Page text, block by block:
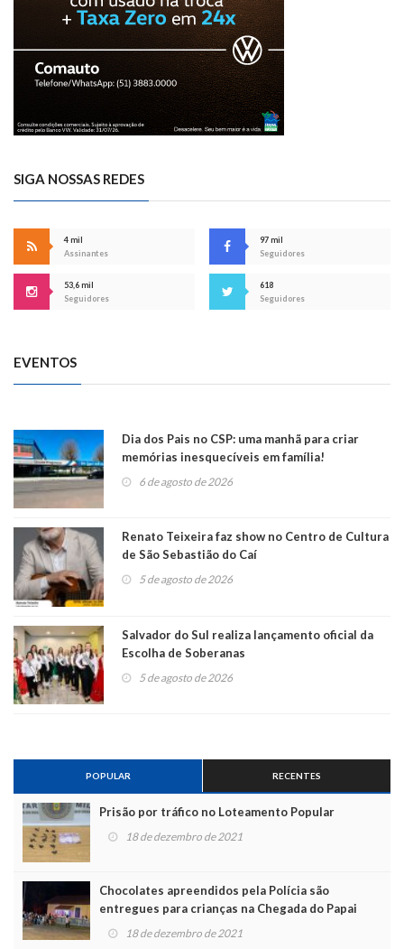
SIGA NOSSAS REDES
4 mil
Assinantes
97 mil
Seguidores
53,6 mil
Seguidores
618
Seguidores
EVENTOS
Dia dos Pais no CSP: uma manhã para criar
memórias inesquecíveis em família!
6 de agosto de 2026
Renato Teixeira faz show no Centro de Cultura
de São Sebastião do Caí
5 de agosto de 2026
Salvador do Sul realiza lançamento oficial da
Escolha de Soberanas
5 de agosto de 2026
POPULAR RECENTES
Prisão por tráfico no Loteamento Popular
18 de dezembro de 2021
Chocolates apreendidos pela Polícia são
entregues para crianças na Chegada do Papai
Noel
18 de dezembro de 2021